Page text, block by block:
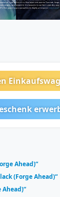
Ahead)“
(Forge Ahead)“